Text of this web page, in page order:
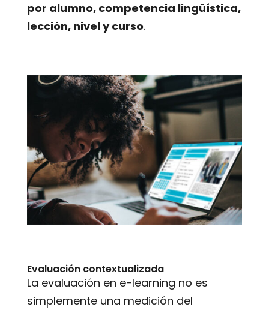
por alumno, competencia lingüística,
lección, nivel y curso.
Evaluación contextualizada
La evaluación en e-learning no es
simplemente una medición del